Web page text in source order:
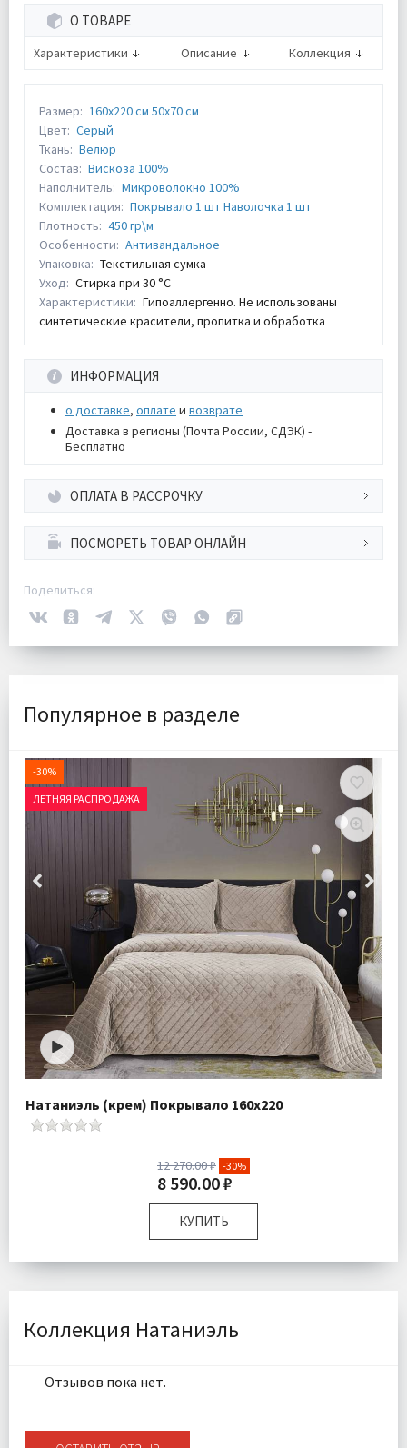
О ТОВАРЕ
Характеристики Описание Коллекция
Размер: 160х220 см 50х70 см
Цвет: Серый
Ткань: Велюр
Состав: Вискоза 100%
Наполнитель: Микроволокно 100%
Комплектация: Покрывало 1 шт Наволочка 1 шт
Плотность: 450 гр\м
Особенности: Антивандальное
Упаковка: Текстильная сумка
Уход: Стирка при 30 °С
Характеристики: Гипоаллергенно. Не использованы
синтетические красители, пропитка и обработка
ИНФОРМАЦИЯ
о доставке, оплате и возврате
Доставка в регионы (Почта России, СДЭК) -
Бесплатно
ОПЛАТА В РАССРОЧКУ
ПОСМОРЕТЬ ТОВАР ОНЛАЙН
Поделиться:
Популярное в разделе
-30%
ЛЕТНЯЯ РАСПРОДАЖА
Натаниэль (крем) Покрывало 160х220
12 270.00 ₽ -30%
8 590.00 ₽
КУПИТЬ
Размер:
160х220 см 50х70 см
Комплектация:
Ткань:
Коллекция Натаниэль
Отзывов пока нет.